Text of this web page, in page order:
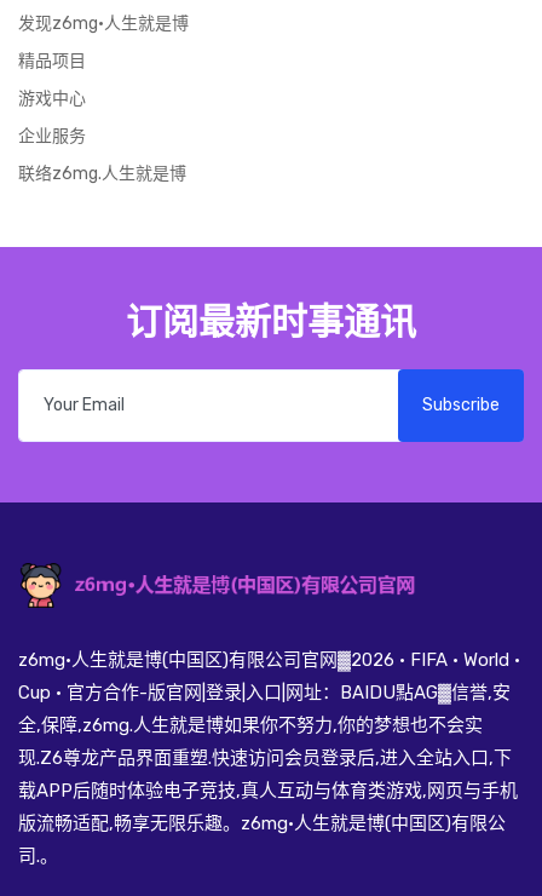
发现z6mg·人生就是博
精品项目
游戏中心
企业服务
联络z6mg.人生就是博
订阅最新时事通讯
Subscribe
z6mg·人生就是博(中国区)有限公司官网▓2026 · FIFA · World ·
Cup · 官方合作-版官网|登录|入口|网址：BAIDU點AG▓信誉,安
全,保障,z6mg.人生就是博如果你不努力,你的梦想也不会实
现.Z6尊龙产品界面重塑.快速访问会员登录后,进入全站入口,下
载APP后随时体验电子竞技,真人互动与体育类游戏,网页与手机
版流畅适配,畅享无限乐趣。z6mg·人生就是博(中国区)有限公
司.。